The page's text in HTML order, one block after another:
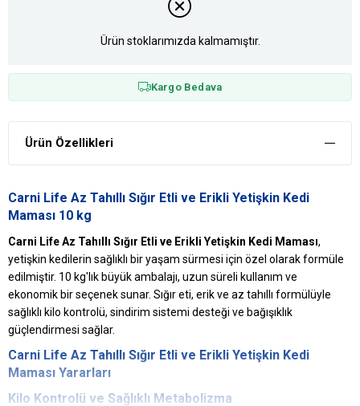
Ürün stoklarımızda kalmamıştır.
Kargo Bedava
Ürün Özellikleri
Carni Life Az Tahıllı Sığır Etli ve Erikli Yetişkin Kedi
Maması 10 kg
Carni Life Az Tahıllı Sığır Etli ve Erikli Yetişkin Kedi Maması,
yetişkin kedilerin sağlıklı bir yaşam sürmesi için özel olarak formüle
edilmiştir. 10 kg'lık büyük ambalajı, uzun süreli kullanım ve
ekonomik bir seçenek sunar. Sığır eti, erik ve az tahıllı formülüyle
sağlıklı kilo kontrolü, sindirim sistemi desteği ve bağışıklık
güçlendirmesi sağlar.
Carni Life Az Tahıllı Sığır Etli ve Erikli Yetişkin Kedi
Maması Yararları
Kilo Kontrolü ve Sağlıklı Metabolizma